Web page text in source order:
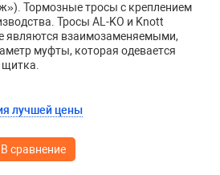
Тормозные тросы с креплением
Тросы AL -KO и Knott
являются взаимозаменяемыми,
муфты, которая одевается
лучшей цены
В сравнение